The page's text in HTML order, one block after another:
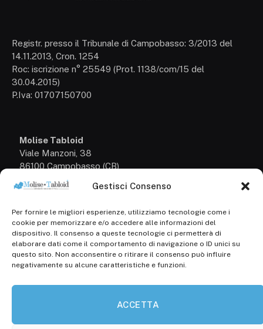
Gestisci Consenso
Per fornire le migliori esperienze, utilizziamo tecnologie come i
cookie per memorizzare e/o accedere alle informazioni del
dispositivo. Il consenso a queste tecnologie ci permetterà di
elaborare dati come il comportamento di navigazione o ID unici su
questo sito. Non acconsentire o ritirare il consenso può influire
negativamente su alcune caratteristiche e funzioni.
ACCETTA
Registr. presso il Tribunale di Campobasso: 3/2013 del
14.11.2013, Cron. 1254
Roc: iscrizione n° 25549 (Prot. 1138/com/15 del
30.04.2015)
P.Iva: 01707150700
Molise Tabloid
Viale Manzoni, 38
86100 Campobasso (CB)
Tel.+39 3333169466
Scrivici a:
info@molisetabloid.it
commerciale@molisetabloid.it
Disclaimer